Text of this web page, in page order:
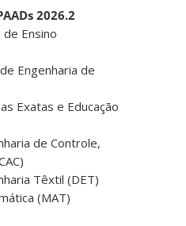
2026.2
Ensino
Engenharia de
Exatas e Educação
de Controle,
Têxtil (DET)
(MAT)